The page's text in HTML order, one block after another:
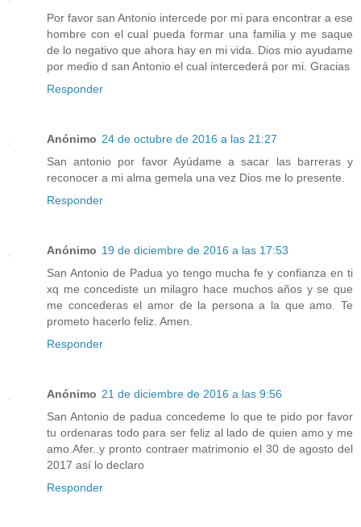
Por favor san Antonio intercede por mi para encontrar a ese
hombre con el cual pueda formar una familia y me saque
de lo negativo que ahora hay en mi vida. Dios mio ayudame
por medio d san Antonio el cual intercederá por mi. Gracias
Responder
Anónimo 24 de octubre de 2016 a las 21:27
San antonio por favor Ayúdame a sacar las barreras y
reconocer a mi alma gemela una vez Dios me lo presente.
Responder
Anónimo 19 de diciembre de 2016 a las 17:53
San Antonio de Padua yo tengo mucha fe y confianza en ti
xq me concediste un milagro hace muchos años y se que
me concederas el amor de la persona a la que amo. Te
prometo hacerlo feliz. Amen.
Responder
Anónimo 21 de diciembre de 2016 a las 9:56
San Antonio de padua concedeme lo que te pido por favor
tu ordenaras todo para ser feliz al lado de quien amo y me
amo.Afer..y pronto contraer matrimonio el 30 de agosto del
2017 así lo declaro
Responder